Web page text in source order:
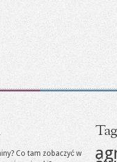
Co tam zobaczyć w